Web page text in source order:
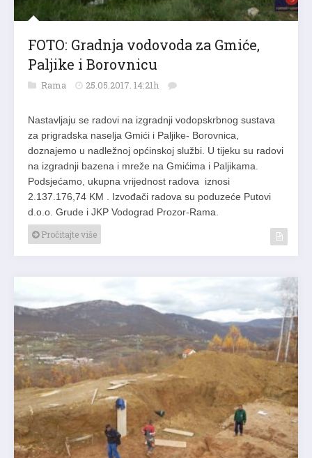
FOTO: Gradnja vodovoda za Gmiće,
Paljike i Borovnicu
Rama 25.05.2017. 14:21h
Nastavljaju se radovi na izgradnji vodopskrbnog sustava
za prigradska naselja Gmići i Paljike- Borovnica,
doznajemo u nadležnoj općinskoj službi. U tijeku su radovi
na izgradnji bazena i mreže na Gmićima i Paljikama.
Podsjećamo, ukupna vrijednost radova iznosi
2.137.176,74 KM . Izvođači radova su poduzeće Putovi
d.o.o. Grude i JKP Vodograd Prozor-Rama.
Pročitajte više